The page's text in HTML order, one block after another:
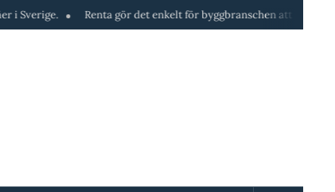
Renta gör det enkelt för byggbranschen att hyra maskiner